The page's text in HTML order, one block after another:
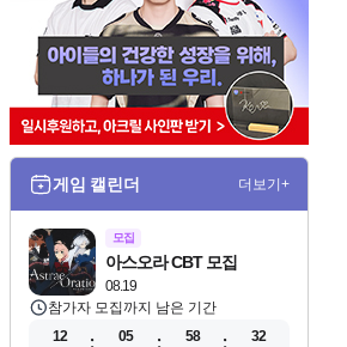
게임 캘린더 더보기+
모집
08.19
아스오라 CBT 모집
참가자 모집까지 남은 기간
12
05 58 30